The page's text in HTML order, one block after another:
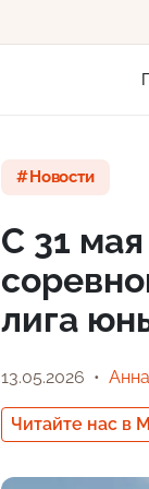
Новости
С 31
лига
13.05.2026
Читайте нас в